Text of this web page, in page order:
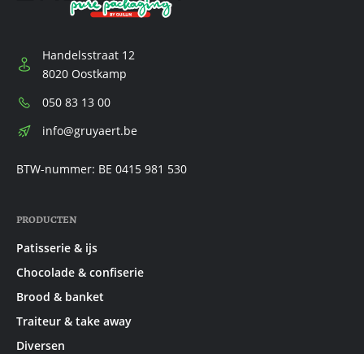
Handelsstraat 12
8020 Oostkamp
Telefoon:
050 83 13 00
E-
info@gruyaert.be
BTW-nummer: BE 0415 981 530
PRODUCTEN
Patisserie & ijs
Chocolade & confiserie
Brood & banket
Traiteur & take away
Diversen